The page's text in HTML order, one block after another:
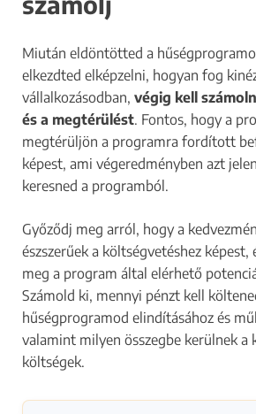
Miután eldöntötted a
elkezdted elképzelni, hogyan fog
vállalkozásodban, végig kell
és a megtérülést. Fontos, hogy a
megtérüljön a programra fordított
képest, ami végeredményben azt
keresned a programból.
Győződj meg arról, hogy a
észszerűek a költségvetéshez képest,
meg a program által elérhető
Számold ki, mennyi pénzt kell
hűségprogramod elindításához és
valamint milyen összegbe kerülnek a
költségek.